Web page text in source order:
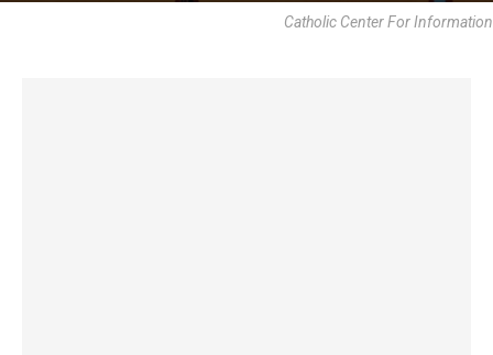
Catholic Center For Information